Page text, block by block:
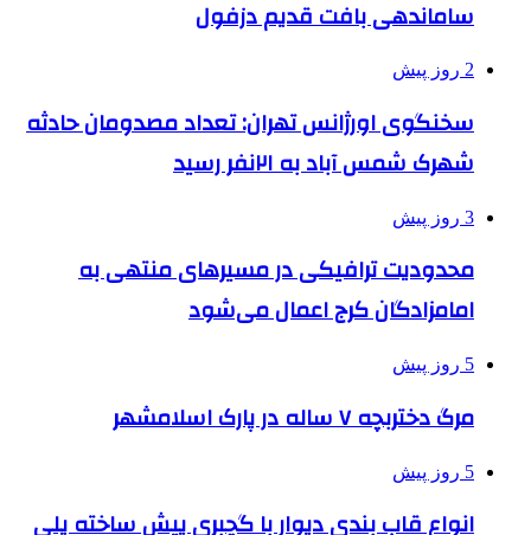
ساماندهی بافت قدیم دزفول
2 روز پیش
سخنگوی اورژانس تهران: تعداد مصدومان حادثه
شهرک شمس آباد به ۲۱نفر رسید
3 روز پیش
محدودیت ترافیکی در مسیرهای منتهی به
امامزادگان کرج اعمال می‌شود
5 روز پیش
مرگ دختربچه ۷ ساله در پارک اسلامشهر
5 روز پیش
انواع قاب بندی دیوار با گچبری پیش ساخته پلی